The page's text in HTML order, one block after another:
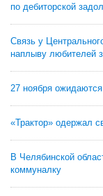
по дебиторской
Связь у
наплыву любителей
27 ноября
«Трактор» одержал
В Челябинской
коммуналку